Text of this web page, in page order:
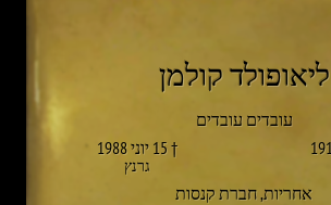
ליאופולד קולמן
עובדים עובדים
† 15 יוני 1988
גרנץ
אחריות,חברת קנסות